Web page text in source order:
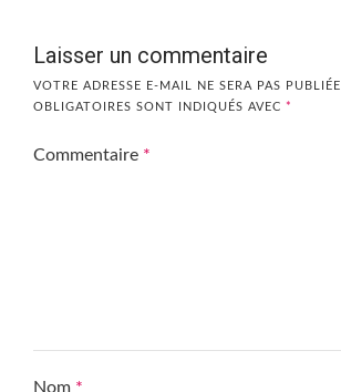
Laisser un commentaire
VOTRE ADRESSE E-MAIL NE SERA PAS PUBLIÉE.
OBLIGATOIRES SONT INDIQUÉS AVEC *
Commentaire *
Nom *